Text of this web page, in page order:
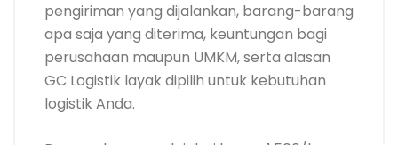
pengiriman yang dijalankan, barang-barang
apa saja yang diterima, keuntungan bagi
perusahaan maupun UMKM, serta alasan
GC Logistik layak dipilih untuk kebutuhan
logistik Anda.